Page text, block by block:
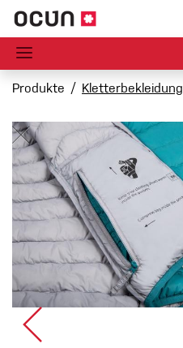
Produkte Kletterbekleidung